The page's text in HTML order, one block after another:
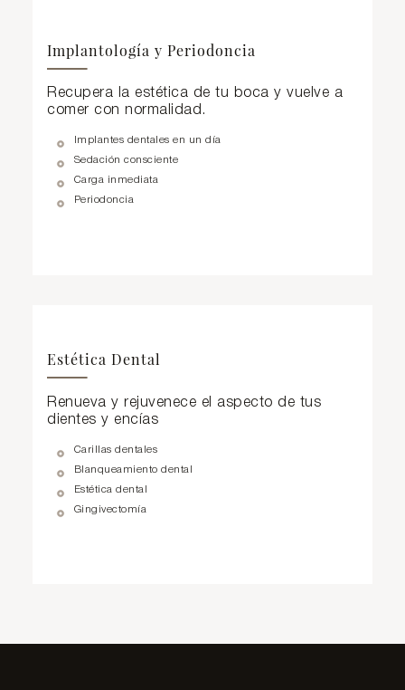
Implantología y Periodoncia
Recupera la estética de tu boca y vuelve a
comer con normalidad.
Implantes dentales en un día
Sedación consciente
Carga inmediata
Periodoncia
Estética Dental
Renueva y rejuvenece el aspecto de tus
dientes y encías
Carillas dentales
Blanqueamiento dental
Estética dental
Gingivectomía